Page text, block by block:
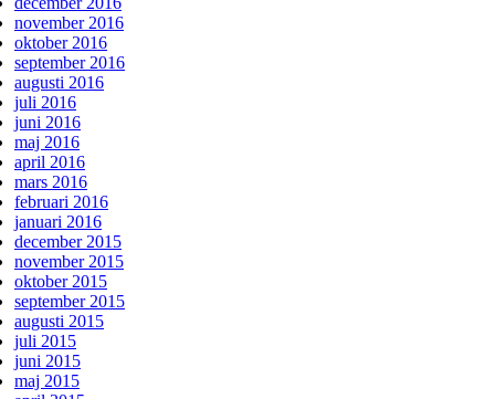
november 2016
oktober 2016
september 2016
augusti 2016
juli 2016
juni 2016
maj 2016
april 2016
mars 2016
februari 2016
januari 2016
december 2015
november 2015
oktober 2015
september 2015
augusti 2015
juli 2015
juni 2015
maj 2015